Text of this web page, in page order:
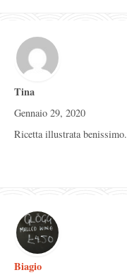
Tina
Gennaio 29, 2020
Ricetta illustrata
Biagio